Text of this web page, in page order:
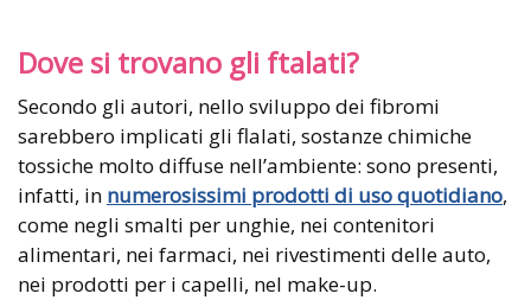
Dove si trovano gli ftalati?
Secondo gli autori, nello sviluppo dei fibromi
sarebbero implicati gli flalati, sostanze chimiche
tossiche molto diffuse nell’ambiente: sono presenti,
infatti, in numerosissimi prodotti di uso quotidiano,
come negli smalti per unghie, nei contenitori
alimentari, nei farmaci, nei rivestimenti delle auto,
nei prodotti per i capelli, nel make-up.